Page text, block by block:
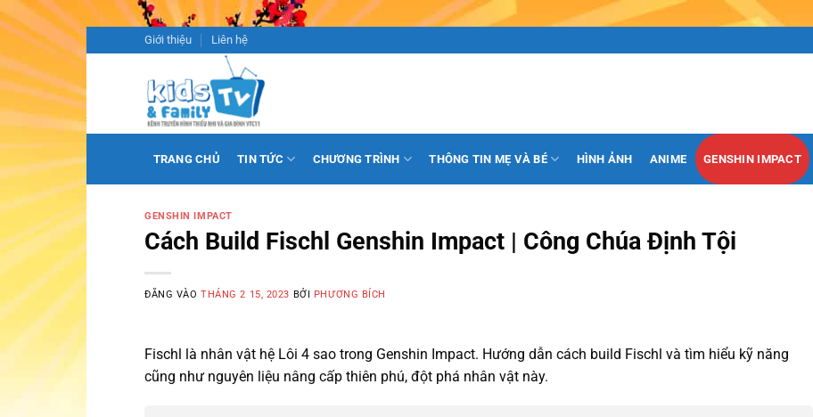
Bỏ
qua
dung
Giới thiệu Liên hệ
TRANG CHỦ TIN TỨC CHƯƠNG TRÌNH THÔNG TIN MẸ VÀ BÉ HÌNH ẢNH ANIME GENSHIN IMPACT
GENSHIN IMPACT
Cách Build Fischl Genshin Impact | Công Chúa Định Tội
ĐĂNG VÀOTHÁNG 2 15, 2023 BỞI PHƯƠNG BÍCH
Fischl là nhân vật hệ Lôi 4 sao trong Genshin Impact. Hướng dẫn cách build Fischl và tìm hiểu kỹ năng
cũng như nguyên liệu nâng cấp thiên phú, đột phá nhân vật này.